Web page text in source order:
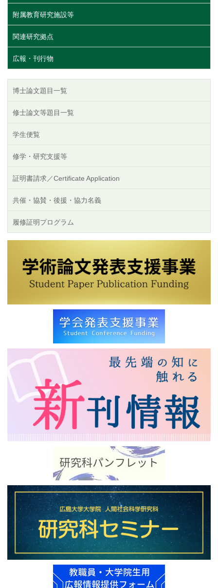
附属教育研究施設等
関連研究拠点
広報・刊行物
博士論文題目一覧
修士論文等題目一覧
学生便覧
修学・研究支援等
証明書請求／Certificate Application
共催・協賛・後援・協力名義
履修証明プログラム